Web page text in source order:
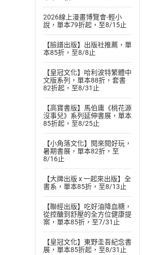
2026線上漫畫博覽會-輕小
說，單本79折起，至8/15止
【臉譜出版】出版社推薦，單
本85折，至8/8止
【皇冠文化】哈利波特繁體中
文版系列，單本88折，套書
82折起，至8/31止
【高寶書版】馬伯庸《桃花源
沒事兒》系列延伸書展，單本
85折起，至8/25止
【小角落文化】閱來閱好玩，
暑期書展，單本82折，至
8/16止
【大牌出版 x 一起來出版】全
書系，單本85折，至8/13止
【聯經出版】吃好油降血糖，
從控醣到舒壓的全方位健康提
案，單本85折，至7/31止
【皇冠文化】東野圭吾紀念書
展，單本85折起，至8/31止